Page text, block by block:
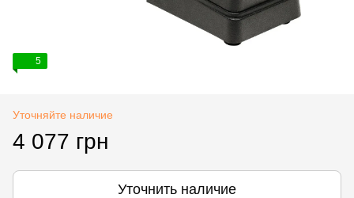
5
Уточняйте наличие
4 077 грн
Уточнить наличие